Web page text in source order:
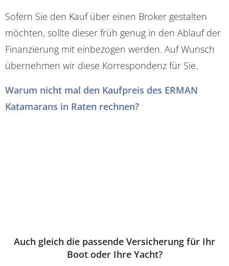
Sofern Sie den Kauf über einen Broker gestalten
möchten, sollte dieser früh genug in den Ablauf der
Finanzierung mit einbezogen werden. Auf Wunsch
übernehmen wir diese Korrespondenz für Sie.
Warum nicht mal den Kaufpreis des ERMAN
Katamarans in Raten rechnen?
Auch gleich die passende Versicherung für Ihr
Boot oder Ihre Yacht?